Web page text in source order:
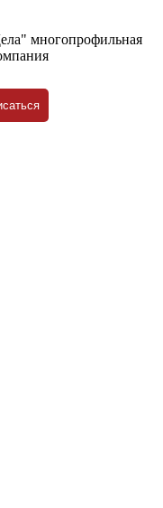
многопрофильная